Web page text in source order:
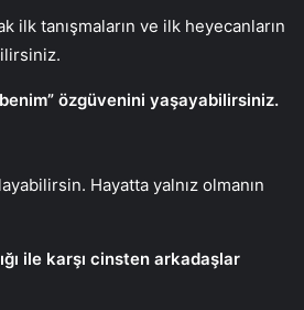
tanışmaların ve ilk heyecanların
özgüvenini yaşayabilirsiniz.
Hayatta yalnız olmanın
ile karşı cinsten arkadaşlar